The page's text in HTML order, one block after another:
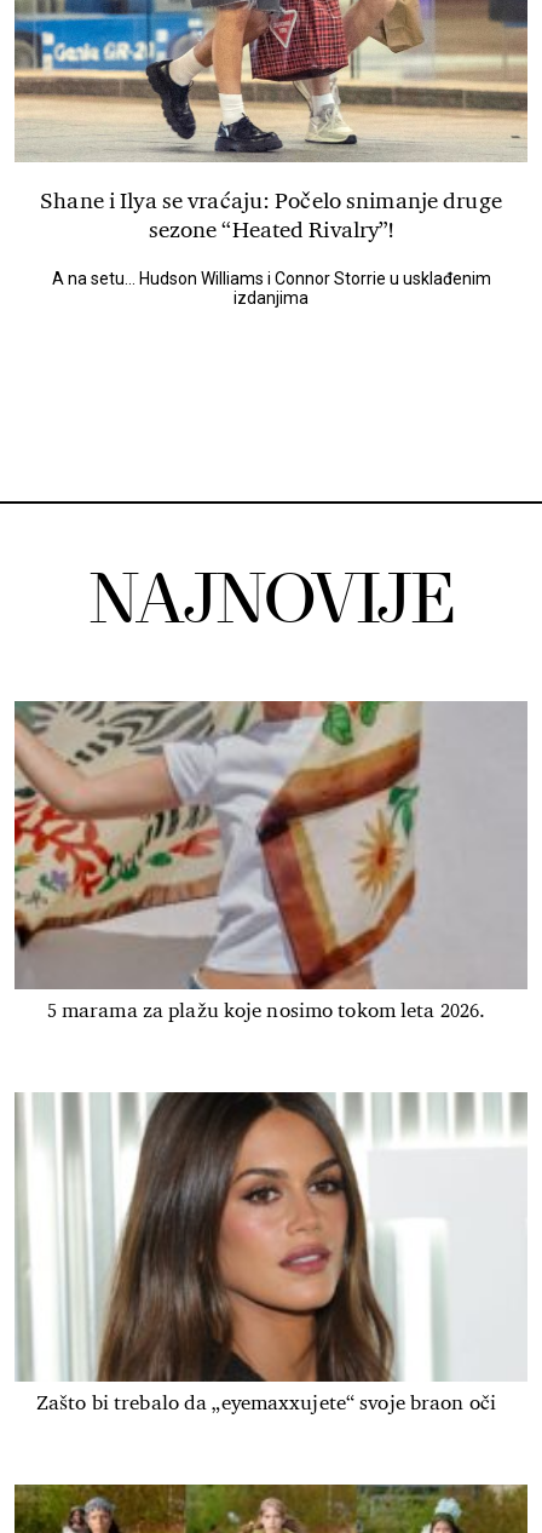
Shane i Ilya se vraćaju: Počelo snimanje druge
sezone “Heated Rivalry”!
A na setu... Hudson Williams i Connor Storrie u usklađenim
izdanjima
NAJNOVIJE
5 marama za plažu koje nosimo tokom leta 2026.
Zašto bi trebalo da „eyemaxxujete“ svoje braon oči